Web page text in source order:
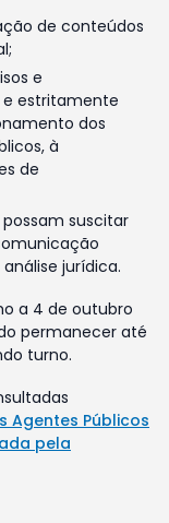
de conteúdos
e
e estritamente
dos
à
de
suscitar
jurídica.
a 4 de outubro
permanecer até
turno.
Agentes Públicos
pela